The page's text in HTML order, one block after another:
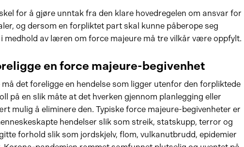
for å gjøre unntak fra den klare hovedregelen om ansvar for
og dersom en forpliktet part skal kunne påberope seg
medhold av læren om force majeure må tre vilkår være oppfylt.
en force majeure-begivenhet
det foreligge en hendelse som ligger utenfor den forpliktede
på en slik måte at det hverken gjennom planlegging eller
mulig å eliminere den. Typiske force majeure-begivenheter er
hendelser slik som streik, statskupp, terror og
forhold slik som jordskjelv, flom, vulkanutbrudd, epidemier